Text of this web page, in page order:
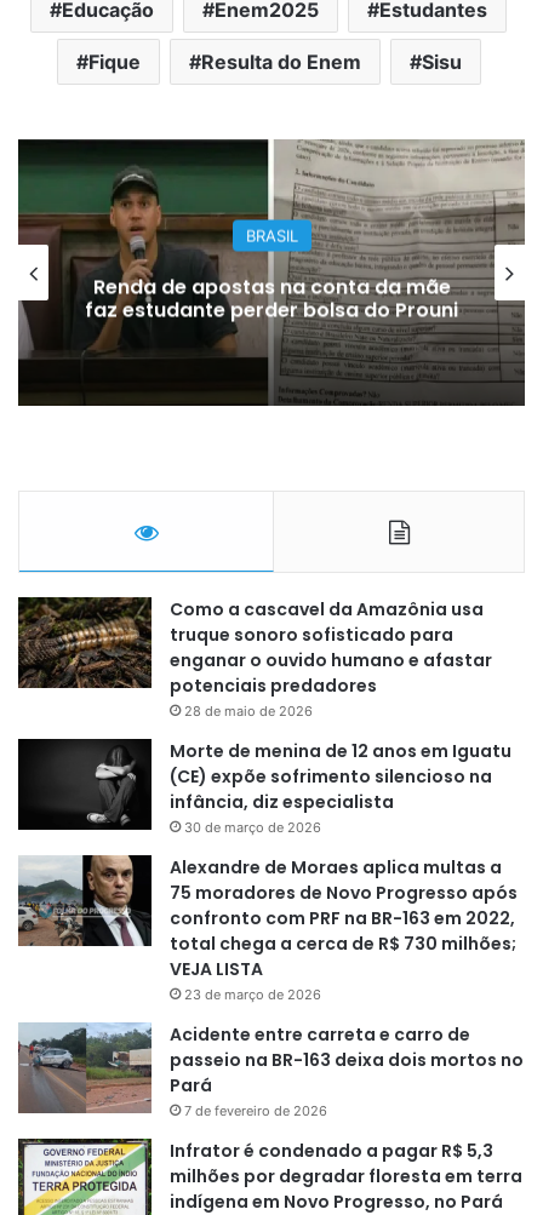
Educação Enem2025 Estudantes
Fique Resulta do Enem Sisu
BRASIL
Renda de apostas na conta da mãe
faz estudante perder bolsa do Prouni
Como a cascavel da Amazônia usa
truque sonoro sofisticado para
enganar o ouvido humano e afastar
potenciais predadores
28 de maio de 2026
Morte de menina de 12 anos em Iguatu
(CE) expõe sofrimento silencioso na
infância, diz especialista
30 de março de 2026
Alexandre de Moraes aplica multas a
75 moradores de Novo Progresso após
confronto com PRF na BR-163 em 2022,
total chega a cerca de R$ 730 milhões;
VEJA LISTA
23 de março de 2026
Acidente entre carreta e carro de
passeio na BR-163 deixa dois mortos no
Pará
7 de fevereiro de 2026
Infrator é condenado a pagar R$ 5,3
milhões por degradar floresta em terra
indígena em Novo Progresso, no Pará